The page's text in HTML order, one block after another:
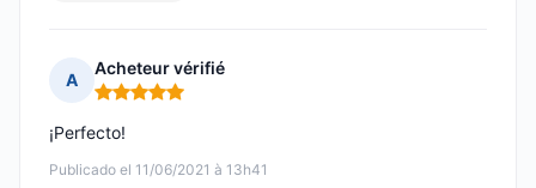
A
Acheteur vérifié
Nota: 5 de 5
Publicado el 11/06/2021 à 13h41
¡Perfecto!